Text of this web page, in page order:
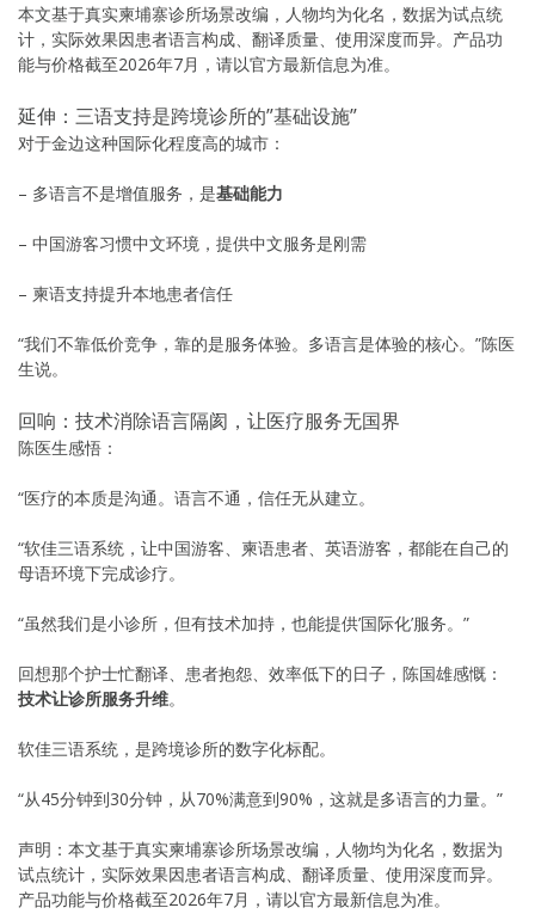
本文基于真实柬埔寨诊所场景改编，人物均为化名，数据为试点统
计，实际效果因患者语言构成、翻译质量、使用深度而异。产品功
能与价格截至2026年7月，请以官方最新信息为准。
延伸：三语支持是跨境诊所的”基础设施”
对于金边这种国际化程度高的城市：
– 多语言不是增值服务，是基础能力
– 中国游客习惯中文环境，提供中文服务是刚需
– 柬语支持提升本地患者信任
“我们不靠低价竞争，靠的是服务体验。多语言是体验的核心。”陈医
生说。
回响：技术消除语言隔阂，让医疗服务无国界
陈医生感悟：
“医疗的本质是沟通。语言不通，信任无从建立。
“软佳三语系统，让中国游客、柬语患者、英语游客，都能在自己的
母语环境下完成诊疗。
“虽然我们是小诊所，但有技术加持，也能提供’国际化’服务。”
回想那个护士忙翻译、患者抱怨、效率低下的日子，陈国雄感慨：
技术让诊所服务升维。
软佳三语系统，是跨境诊所的数字化标配。
“从45分钟到30分钟，从70%满意到90%，这就是多语言的力量。”
声明：本文基于真实柬埔寨诊所场景改编，人物均为化名，数据为
试点统计，实际效果因患者语言构成、翻译质量、使用深度而异。
产品功能与价格截至2026年7月，请以官方最新信息为准。